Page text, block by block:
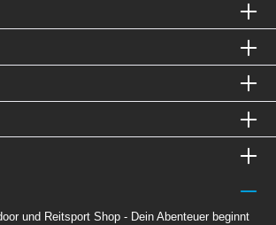
und Reitsport Shop - Dein Abenteuer beginnt